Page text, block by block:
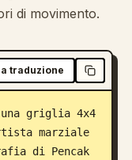
di movimento.
traduzione
griglia 4x4
marziale
di Pencak